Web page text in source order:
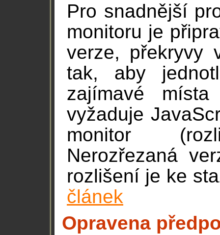
Pro snadnější
monitoru je
verze, překryvy
tak, aby
zajímavé
vyžaduje
monitor
Nerozřezaná
rozlišení je ke
článek
Opravena